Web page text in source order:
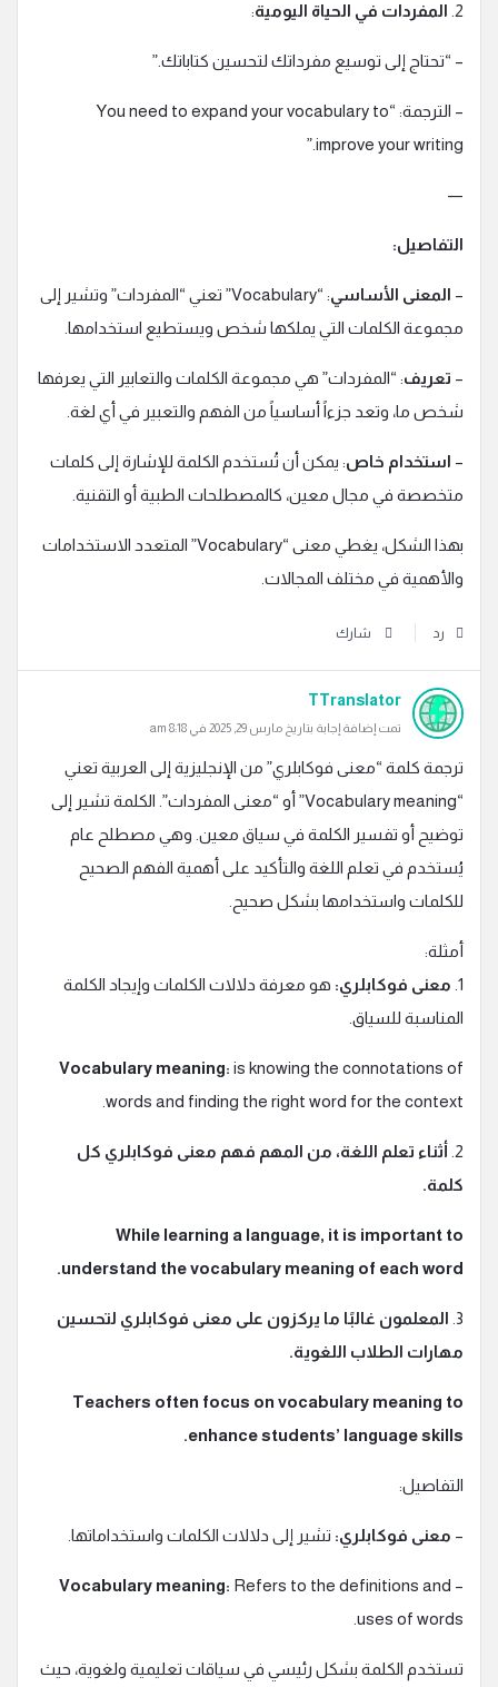
2. المفردات في الحياة اليومية:
– “تحتاج إلى توسيع مفرداتك لتحسين كتاباتك.”
– الترجمة: “You need to expand your vocabulary to
improve your writing.”
—
التفاصيل:
– المعنى الأساسي
: “Vocabulary” تعني “المفردات” وتشير إلى
مجموعة الكلمات التي يملكها شخص ويستطيع استخدامها.
– تعريف: “المفردات” هي مجموعة الكلمات والتعابير التي يعرفها
شخص ما، وتعد جزءاً أساسياً من الفهم والتعبير في أي لغة.
– استخدام خاص: يمكن أن تُستخدم الكلمة للإشارة إلى كلمات
متخصصة في مجال معين، كالمصطلحات الطبية أو التقنية.
بهذا الشكل، يغطي معنى “Vocabulary” المتعدد الاستخدامات
والأهمية في مختلف المجالات.
رد شارك
TTranslator
تمت إضافة إجابة بتاريخ مارس 29, 2025 في 8:18 am
ترجمة كلمة “معنى فوكابلري” من الإنجليزية إلى العربية تعني
“Vocabulary meaning” أو “معنى المفردات”. الكلمة تشير إلى
توضيح أو تفسير الكلمة في سياق معين. وهي مصطلح عام
يُستخدم في تعلم اللغة والتأكيد على أهمية الفهم الصحيح
للكلمات واستخدامها بشكل صحيح.
أمثلة:
1. معنى فوكابلري: هو معرفة دلالات الكلمات وإيجاد الكلمة
المناسبة للسياق.
Vocabulary meaning: is knowing the connotations of
words and finding the right word for the context.
2. أثناء تعلم اللغة، من المهم فهم معنى فوكابلري كل
كلمة.
While learning a language, it is important to
understand the vocabulary meaning of each word.
3. المعلمون غالبًا ما يركزون على معنى فوكابلري لتحسين
مهارات الطلاب اللغوية.
Teachers often focus on vocabulary meaning to
enhance students’ language skills.
التفاصيل:
– معنى فوكابلري: تشير إلى دلالات الكلمات واستخداماتها.
–
Vocabulary meaning: Refers to the definitions and
uses of words.
تستخدم الكلمة بشكل رئيسي في سياقات تعليمية ولغوية، حيث